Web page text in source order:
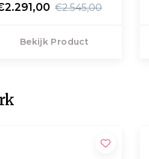
€2.545,00
Bekijk Product